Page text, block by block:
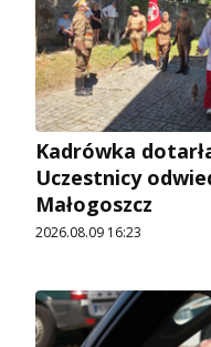
Kadrówka
Uczestnicy
Małogoszcz
2026.08.09 16:23